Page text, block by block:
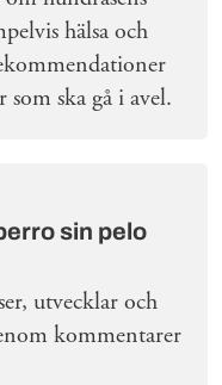
hälsa och
ska gå i avel.
sin pelo
utvecklar och
kommentarer